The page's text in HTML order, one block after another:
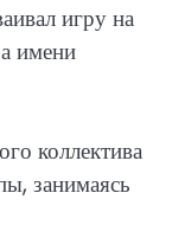
игру на
имени
коллектива
занимаясь